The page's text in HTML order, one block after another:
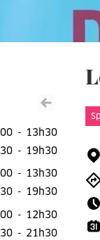
Voir le mois
- 13h30
- 19h30
- 13h30
- 19h30
- 12h30
- 21h30